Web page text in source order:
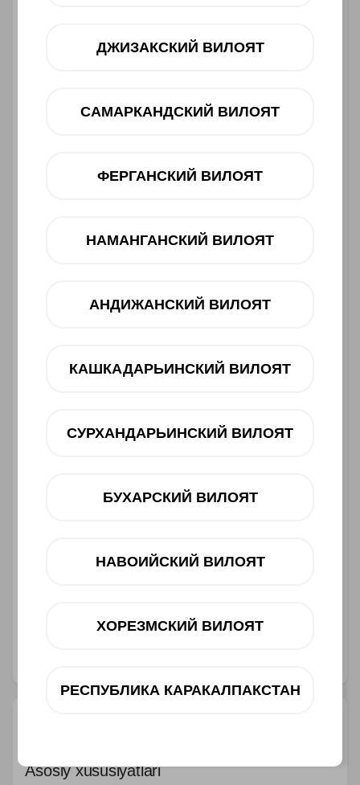
Asosiy xususiyatlari
Smartfon
1 970 000 UZS
12 oy dan 228 000 UZS
Telegram orqali bog‘lanish
Asosiy xususiyatlari
ДЖИЗАКСКИЙ ВИЛОЯТ
САМАРКАНДСКИЙ ВИЛОЯТ
ФЕРГАНСКИЙ ВИЛОЯТ
НАМАНГАНСКИЙ ВИЛОЯТ
АНДИЖАНСКИЙ ВИЛОЯТ
КАШКАДАРЬИНСКИЙ ВИЛОЯТ
СУРХАНДАРЬИНСКИЙ ВИЛОЯТ
БУХАРСКИЙ ВИЛОЯТ
НАВОИЙСКИЙ ВИЛОЯТ
ХОРЕЗМСКИЙ ВИЛОЯТ
РЕСПУБЛИКА КАРАКАЛПАКСТАН